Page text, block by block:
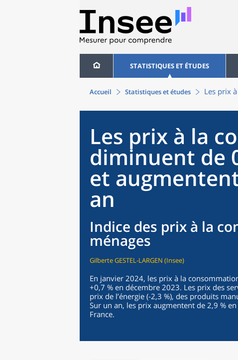
STATISTIQUES ET ÉTUDES
Accueil Statistiques et études Les prix
Les prix à la
diminuent de
et
an
Indice des prix à la
ménages
Gilberte GESTEL-LARGEN (Insee)
En janvier 2024, les prix à la
+0,7 % en décembre 2023. Les prix des
prix de l’énergie (-2,3 %), des produits
Sur un an, les prix augmentent de 2,9 %
France.